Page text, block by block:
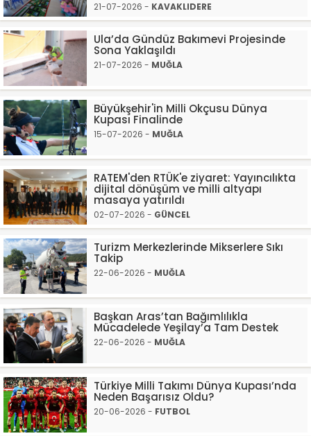
21-07-2026 - KAVAKLIDERE
Ula’da Gündüz Bakımevi Projesinde
Sona Yaklaşıldı
21-07-2026 - MUĞLA
Büyükşehir'in Milli Okçusu Dünya
Kupası Finalinde
15-07-2026 - MUĞLA
RATEM'den RTÜK'e ziyaret: Yayıncılıkta
dijital dönüşüm ve milli altyapı
masaya yatırıldı
02-07-2026 - GÜNCEL
Turizm Merkezlerinde Mikserlere Sıkı
Takip
22-06-2026 - MUĞLA
Başkan Aras’tan Bağımlılıkla
Mücadelede Yeşilay’a Tam Destek
22-06-2026 - MUĞLA
Türkiye Milli Takımı Dünya Kupası’nda
Neden Başarısız Oldu?
20-06-2026 - FUTBOL